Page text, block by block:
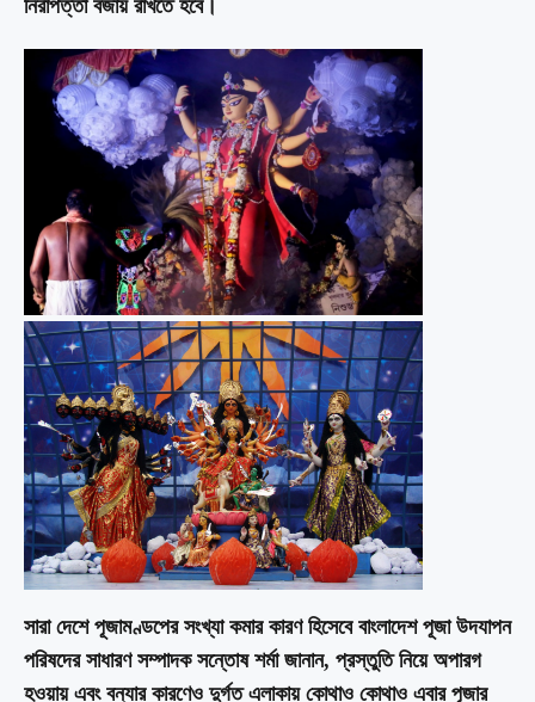
নিরাপত্তা বজায় রাখতে হবে।
সারা দেশে পূজামণ্ডপের সংখ্যা কমার কারণ হিসেবে বাংলাদেশ পূজা উদযাপন
পরিষদের সাধারণ সম্পাদক সন্তোষ শর্মা জানান, প্রস্তুতি নিয়ে অপারগ
হওয়ায় এবং বন্যার কারণেও দুর্গত এলাকায় কোথাও কোথাও এবার পূজার